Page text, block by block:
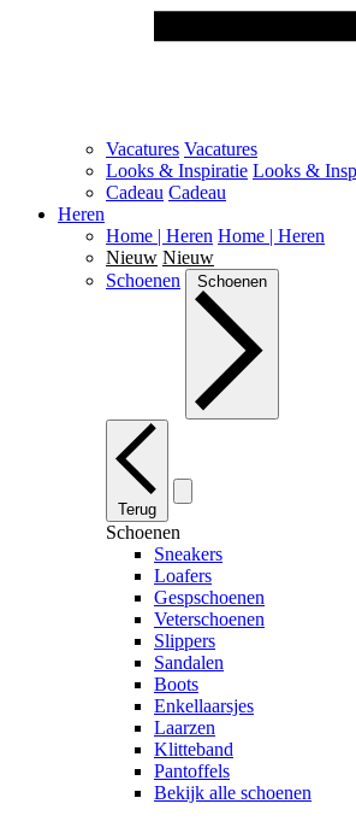
Vacatures Vacatures
Looks & Inspiratie Looks &
Cadeau Cadeau
Heren
Home | Heren Home | Heren
Nieuw Nieuw
Schoenen
Schoenen
Terug
Schoenen
Sneakers
Loafers
Gespschoenen
Veterschoenen
Slippers
Sandalen
Boots
Enkellaarsjes
Laarzen
Klitteband
Pantoffels
Bekijk alle schoenen